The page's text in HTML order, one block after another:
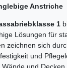
Anstriche
1
Lösungen für
zeichnen sich
und